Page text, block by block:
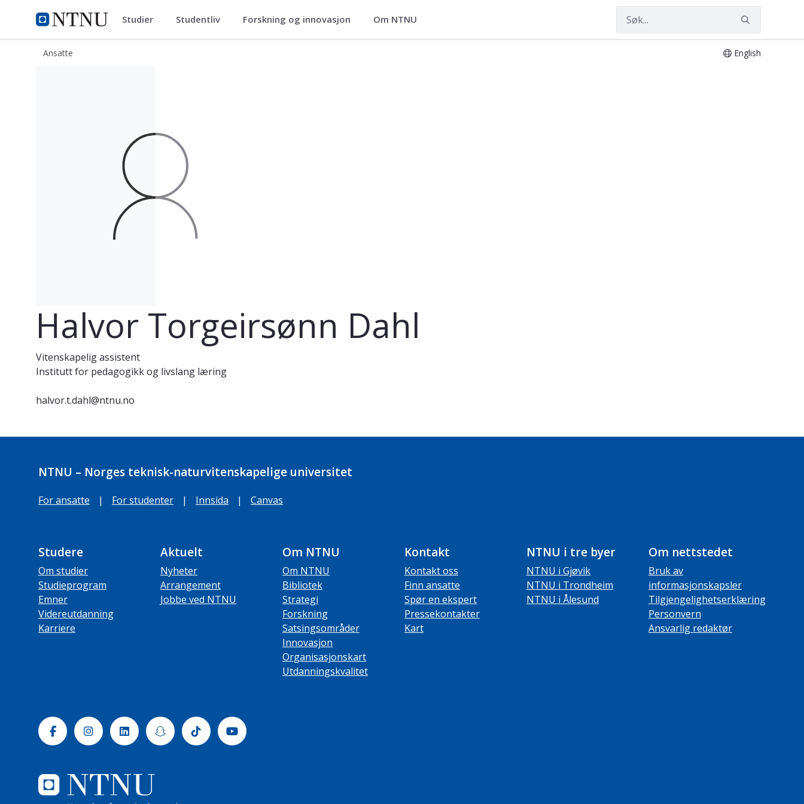
NTNU Hjemmeside
ntnu.no Studier Studentliv Forskning og innovasjon Om NTNU
Ansatte English
Halvor Torgeirsønn Dahl
Vitenskapelig assistent
Institutt for pedagogikk og livslang læring
halvor.t.dahl@ntnu.no
NTNU – Norges teknisk-naturvitenskapelige universitet
For ansatte | For studenter | Innsida | Canvas
Studere
Om studier
Studieprogram
Emner
Videreutdanning
Karriere
Aktuelt
Nyheter
Arrangement
Jobbe ved NTNU
Om NTNU
Om NTNU
Bibliotek
Strategi
Forskning
Satsingsområder
Innovasjon
Organisasjonskart
Utdanningskvalitet
Kontakt
Kontakt oss
Finn ansatte
Spør en ekspert
Pressekontakter
Kart
NTNU i tre byer
NTNU i Gjøvik
NTNU i Trondheim
NTNU i Ålesund
Om nettstedet
Bruk av
informasjonskapsler
Tilgjengelighetserklæring
Personvern
Ansvarlig redaktør
FacebookInstagramLinkedinSnapchatTiktok Youtube